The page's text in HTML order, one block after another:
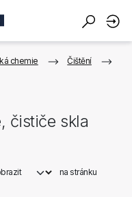
chemie
Čištění
čističe skla
na stránku